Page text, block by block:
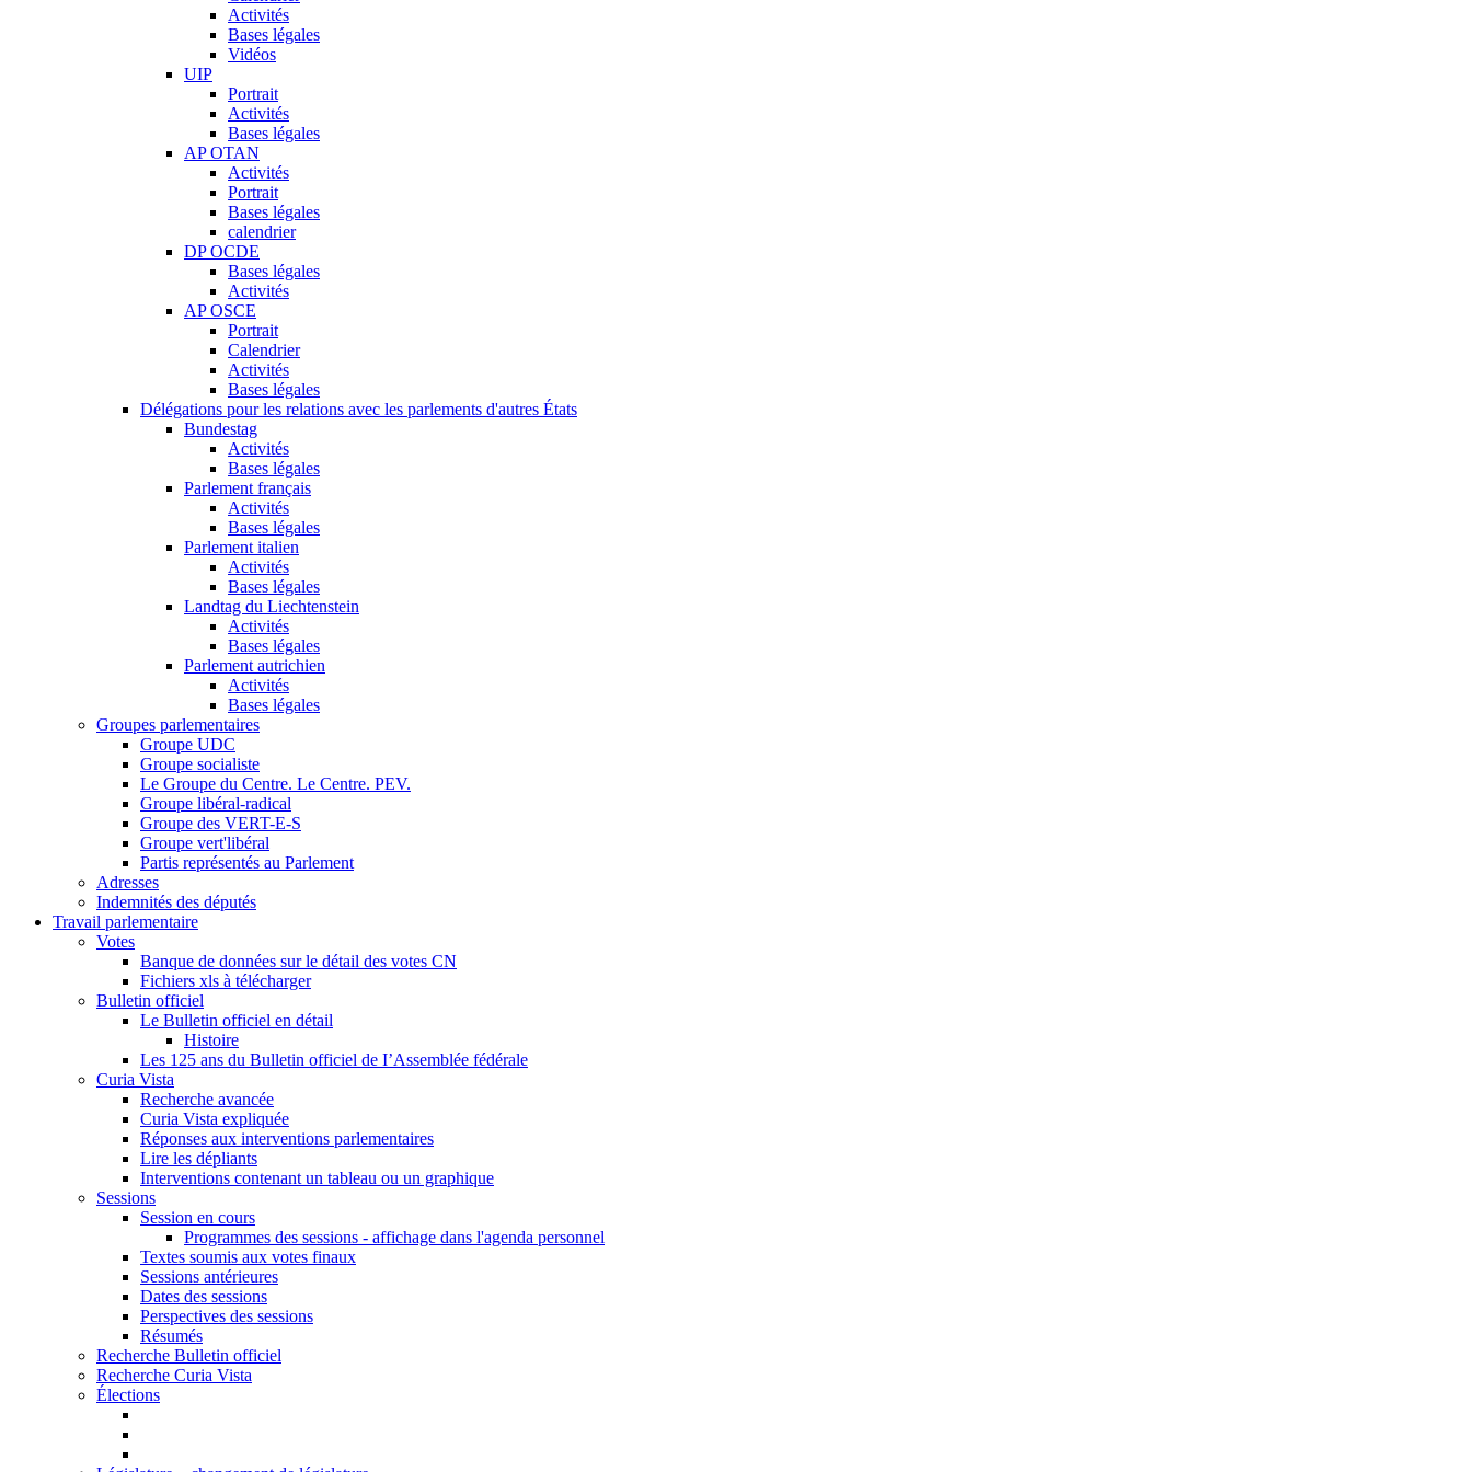
Activités
Bases légales
Vidéos
UIP
Portrait
Activités
Bases légales
AP OTAN
Activités
Portrait
Bases légales
calendrier
DP OCDE
Bases légales
Activités
AP OSCE
Portrait
Calendrier
Activités
Bases légales
Délégations pour les relations avec les parlements d'autres États
Bundestag
Activités
Bases légales
Parlement français
Activités
Bases légales
Parlement italien
Activités
Bases légales
Landtag du Liechtenstein
Activités
Bases légales
Parlement autrichien
Activités
Bases légales
Groupes parlementaires
Groupe UDC
Groupe socialiste
Le Groupe du Centre. Le Centre. PEV.
Groupe libéral-radical
Groupe des VERT-E-S
Groupe vert'libéral
Partis représentés au Parlement
Adresses
Indemnités des députés
Travail parlementaire
Votes
Banque de données sur le détail des votes CN
Fichiers xls à télécharger
Bulletin officiel
Le Bulletin officiel en détail
Histoire
Les 125 ans du Bulletin officiel de I’Assemblée fédérale
Curia Vista
Recherche avancée
Curia Vista expliquée
Réponses aux interventions parlementaires
Lire les dépliants
Interventions contenant un tableau ou un graphique
Sessions
Session en cours
Programmes des sessions - affichage dans l'agenda personnel
Textes soumis aux votes finaux
Sessions antérieures
Dates des sessions
Perspectives des sessions
Résumés
Recherche Bulletin officiel
Recherche Curia Vista
Élections